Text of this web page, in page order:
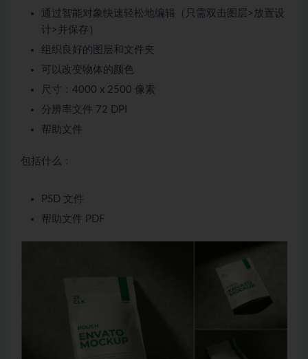
通过智能对象快速轻松地编辑（只需双击图层>放置设
计>并保存）
组织良好的图层和文件夹
可以改变物体的颜色
尺寸：4000 x 2500 像素
分辨率文件 72 DPI
帮助文件
包括什么：
PSD 文件
帮助文件 PDF